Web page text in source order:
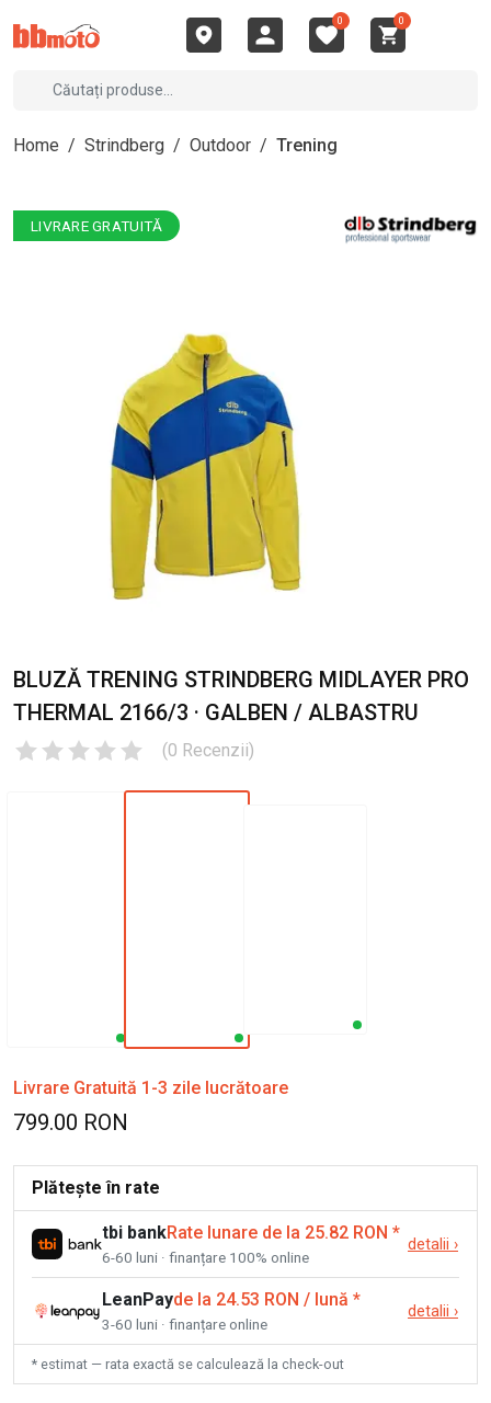
0 0
Home / Strindberg / Outdoor / Trening
LIVRARE GRATUITĂ
BLUZĂ TRENING STRINDBERG MIDLAYER PRO
THERMAL 2166/3 · GALBEN / ALBASTRU
(0 Recenzii)
Livrare Gratuită 1-3 zile lucrătoare
799.00 RON
Plătește în rate
tbi bankRate lunare de la 25.82 RON *
6-60 luni · finanțare 100% online
detalii ›
LeanPayde la 24.53 RON / lună *
3-60 luni · finanțare online
detalii ›
* estimat — rata exactă se calculează la check-out